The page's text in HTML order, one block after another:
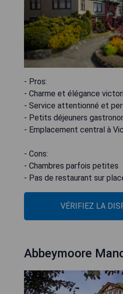
- Pros:
- Charme et élégance
- Service attentionné et
- Petits déjeuners
- Emplacement central à
- Cons:
- Chambres parfois petites
- Pas de restaurant sur
VÉRIFIEZ LA
Abbeymoore